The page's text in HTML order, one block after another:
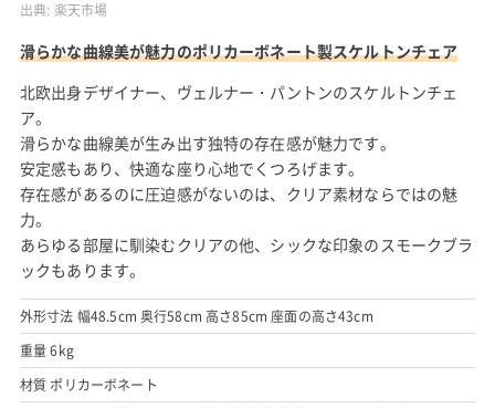
出典: 楽天市場
滑らかな曲線美が魅力のポリカーボネート製スケルトンチェア
北欧出身デザイナー、ヴェルナー・パントンのスケルトンチェ
ア。
滑らかな曲線美が生み出す独特の存在感が魅力です。
安定感もあり、快適な座り心地でくつろげます。
存在感があるのに圧迫感がないのは、クリア素材ならではの魅
力。
あらゆる部屋に馴染むクリアの他、シックな印象のスモークブラ
ックもあります。
外形寸法 幅48.5cm 奥行58cm 高さ85cm 座面の高さ43cm
重量 6kg
材質 ポリカーボネート